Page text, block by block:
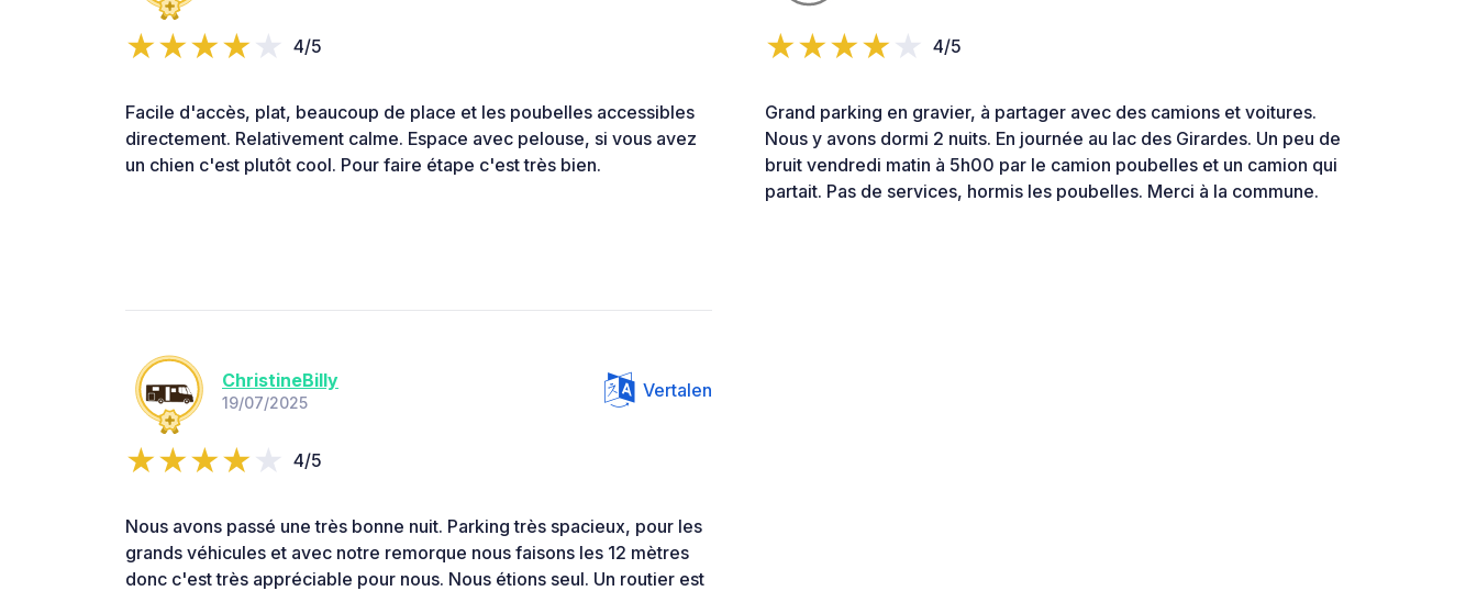
4/5
Facile d'accès, plat, beaucoup de place et les poubelles accessibles
directement. Relativement calme. Espace avec pelouse, si vous avez
un chien c'est plutôt cool. Pour faire étape c'est très bien.
4/5
Grand parking en gravier, à partager avec des camions et voitures.
Nous y avons dormi 2 nuits. En journée au lac des Girardes. Un peu de
bruit vendredi matin à 5h00 par le camion poubelles et un camion qui
partait. Pas de services, hormis les poubelles. Merci à la commune.
ChristineBilly
19/07/2025
Vertalen
4/5
Nous avons passé une très bonne nuit. Parking très spacieux, pour les
grands véhicules et avec notre remorque nous faisons les 12 mètres
donc c'est très appréciable pour nous. Nous étions seul. Un routier est